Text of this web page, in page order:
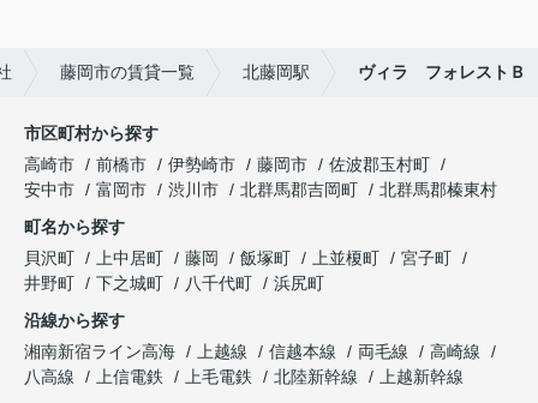
藤岡市の賃貸一覧 北藤岡駅 ヴィラ フォレストＢ
市区町村から探す
高崎市
前橋市 伊勢崎市 藤岡市
佐波郡玉村町
安中市
富岡市 渋川市 北群馬郡吉岡町
北群馬郡榛東村
町名から探す
貝沢町
上中居町 藤岡 飯塚町 上並榎町
宮子町
井野町
下之城町 八千代町
浜尻町
沿線から探す
湘南新宿ライン高海
上越線 信越本線 両毛線
高崎線
八高線
上信電鉄 上毛電鉄 北陸新幹線
上越新幹線